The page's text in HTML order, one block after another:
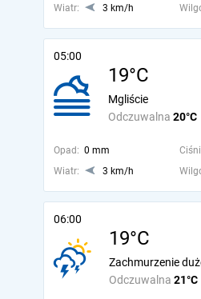
Wiatr:
3 km/h
05:00
19°C
Odczuwalna 20°C
Mgliście
Opad: 0 mm
Wiatr:
3 km/h
06:00
19°C
Odczuwalna 21°C
Zachmurzenie